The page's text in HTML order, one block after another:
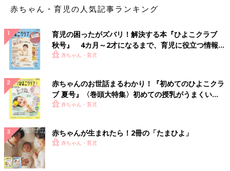
出典：Instagramアカウント「chimi_clean_」
ちみさんは「おそうじクロス」を購入。まさに買わなきゃ損！コ
スパ最強クロスなんだとか。水で濡らしてしぼってこするだけ
で、水アカがおもしろいくらい取れるとのこと。しかも2枚で
110円！これは買いなアイテムですね。
寒くなる前に窓の掃除はコレで！「園芸用噴霧器」
と「メラミンスポンジ」
赤ちゃん・育児の人気記事ランキング
育児の困ったがズバリ！解決する本『ひよこクラブ
秋号』 4カ月～2才になるまで、育児に役立つ情報が
いっぱい！
赤ちゃん・育児
赤ちゃんのお世話まるわかり！『初めてのひよこクラ
ブ 夏号』〈巻頭大特集〉初めての授乳がうまくい
く！ おっぱい・ミルクの基本と夏のトラブル 解決テ
赤ちゃん・育児
赤ちゃんが生まれたら！2冊の「たまひよ」
赤ちゃん・育児